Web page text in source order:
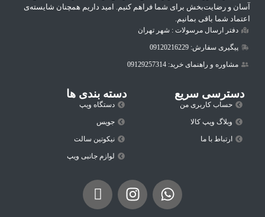
آسان و رضایت‌بخش برای شما فراهم کنیم. امید داریم همچنان شایسته‌ی
اعتماد شما باقی بمانیم.
دفتر ارسال مرسولات : شهر تهران
پیگیری سفارش: 09120216229
مشاوره و راهنمای خرید: 09129257314
دسترسی سریع
حساب کاربری من
وبلاگ ویپ کالا
ارتباط با ما
دسته بندی ها
دستگاه ویپ
جویس
نیکوتین سالت
لوازم جانبی ویپ